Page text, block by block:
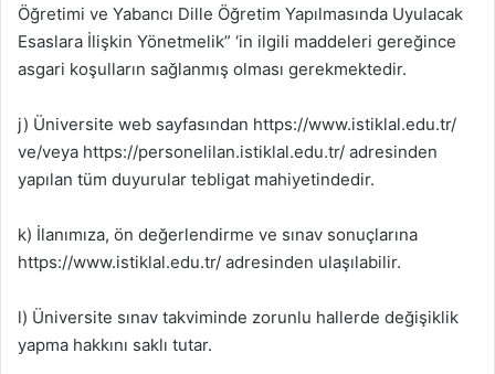
Öğretimi ve Yabancı Dille Öğretim Yapılmasında Uyulacak
Esaslara İlişkin Yönetmelik” ‘in ilgili maddeleri gereğince
asgari koşulların sağlanmış olması gerekmektedir.
j) Üniversite web sayfasından https://www.istiklal.edu.tr/
ve/veya https://personelilan.istiklal.edu.tr/ adresinden
yapılan tüm duyurular tebligat mahiyetindedir.
k) İlanımıza, ön değerlendirme ve sınav sonuçlarına
https://www.istiklal.edu.tr/ adresinden ulaşılabilir.
l) Üniversite sınav takviminde zorunlu hallerde değişiklik
yapma hakkını saklı tutar.